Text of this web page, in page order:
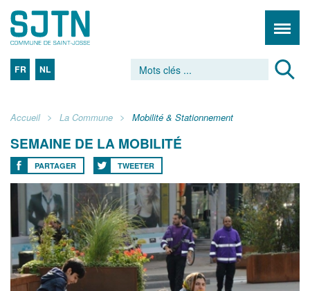
FR NL
Accueil La Commune Mobilité & Stationnement
SEMAINE DE LA MOBILITÉ
PARTAGER TWEETER